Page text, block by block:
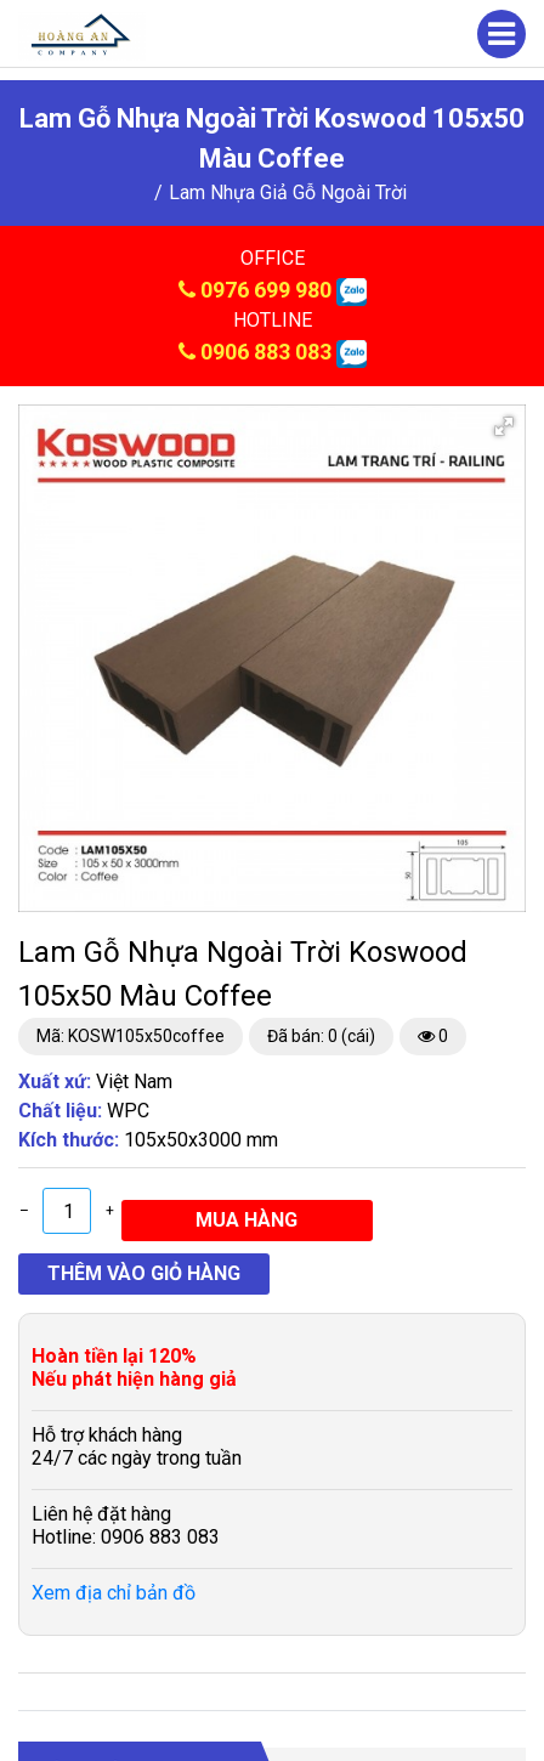
Lam Gỗ Nhựa Ngoài Trời Koswood 105x50
Màu Coffee
Lam Nhựa Giả Gỗ Ngoài Trời
OFFICE
0976 699 980
HOTLINE
0906 883 083
Lam Gỗ Nhựa Ngoài Trời Koswood
105x50 Màu Coffee
Mã: KOSW105x50coffee Đã bán: 0 (cái) 0
Xuất xứ: Việt Nam
Chất liệu: WPC
Kích thước: 105x50x3000 mm
– +
Hoàn tiền lại 120%
Nếu phát hiện hàng giả
Hỗ trợ khách hàng
24/7 các ngày trong tuần
Liên hệ đặt hàng
Hotline: 0906 883 083
Xem địa chỉ bản đồ